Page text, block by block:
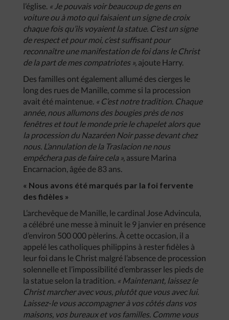
l’église. « Je pouvais voir beaucoup de gens en
voiture ou à moto qui faisaient un signe de croix
chaque fois qu’ils voyaient la statue. C’est un signe
de respect et pour moi, c’est suffisant pour
reconnaître une manifestation de foi dans le Christ
de la part de mes compatriotes », ajoute Harry.
Des familles ont également allumé des cierges le
long des rues de Manille, comme si la procession
avait été maintenue. « C’est notre tradition. Chaque
année, nous allumons des bougies près de nos
fenêtres et tout le monde prie le chapelet alors que
la procession du Nazaréen Noir passe devant chez
nous. L’annulation de la Traslacion ne nous
empêchera pas de faire cela », assure Marina
Encarnacion, âgée de 83 ans.
« Nous avons été marqués par la foi fervente
des fidèles »
L’archevêque de Manille, le cardinal Jose Advincula,
a célébré une messe à minuit le 9 janvier en présence
d’environ 500 000 pèlerins. À cette occasion, il a
appelé les catholiques philippins à rester fidèles à
leur foi dans le Christ malgré l’absence de procession
solennelle et l’impossibilité d’embrasser les pieds de
la statue selon la tradition. « Maintenant, laissez le
Christ marcher avec vous, plutôt que vous avec lui.
Laissez-le vous accompagner à vos côtés dans vos
maisons, vos bureaux et vos familles. Comme vous